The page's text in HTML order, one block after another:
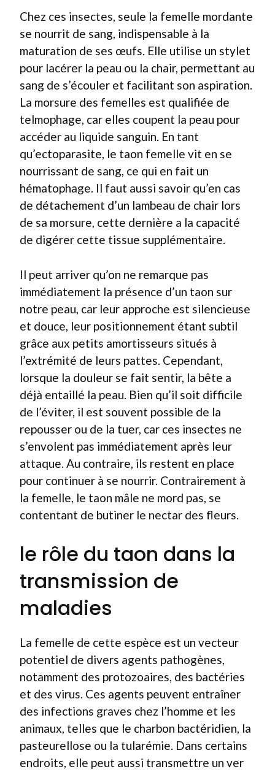
Chez ces insectes, seule la femelle mordante
se nourrit de sang, indispensable à la
maturation de ses œufs. Elle utilise un stylet
pour lacérer la peau ou la chair, permettant au
sang de s’écouler et facilitant son aspiration.
La morsure des femelles est qualifiée de
telmophage, car elles coupent la peau pour
accéder au liquide sanguin. En tant
qu’ectoparasite, le taon femelle vit en se
nourrissant de sang, ce qui en fait un
hématophage. Il faut aussi savoir qu’en cas
de détachement d’un lambeau de chair lors
de sa morsure, cette dernière a la capacité
de digérer cette tissue supplémentaire.
Il peut arriver qu’on ne remarque pas
immédiatement la présence d’un taon sur
notre peau, car leur approche est silencieuse
et douce, leur positionnement étant subtil
grâce aux petits amortisseurs situés à
l’extrémité de leurs pattes. Cependant,
lorsque la douleur se fait sentir, la bête a
déjà entaillé la peau. Bien qu’il soit difficile
de l’éviter, il est souvent possible de la
repousser ou de la tuer, car ces insectes ne
s’envolent pas immédiatement après leur
attaque. Au contraire, ils restent en place
pour continuer à se nourrir. Contrairement à
la femelle, le taon mâle ne mord pas, se
contentant de butiner le nectar des fleurs.
le rôle du taon dans la
transmission de
maladies
La femelle de cette espèce est un vecteur
potentiel de divers agents pathogènes,
notamment des protozoaires, des bactéries
et des virus. Ces agents peuvent entraîner
des infections graves chez l’homme et les
animaux, telles que le charbon bactéridien, la
pasteurellose ou la tularémie. Dans certains
endroits, elle peut aussi transmettre un ver